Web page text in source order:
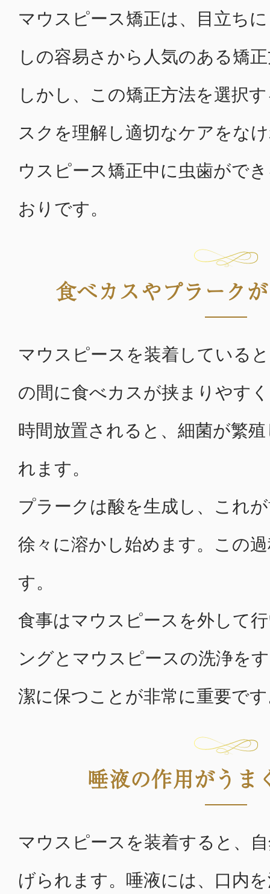
マウスピース矯正は、目立ち
しの容易さから人気のある矯
しかし、この矯正方法を選択
スクを理解し適切なケアをな
ウスピース矯正中に虫歯がで
おりです。
食べカスやプラーク
マウスピースを装着している
の間に食べカスが挟まりやす
時間放置されると、細菌が繁
れます。
プラークは酸を生成し、これ
徐々に溶かし始めます。この
す。
食事はマウスピースを外して
ングとマウスピースの洗浄を
潔に保つことが非常に重要で
唾液の作用がうま
マウスピースを装着すると、
げられます。唾液には、口内